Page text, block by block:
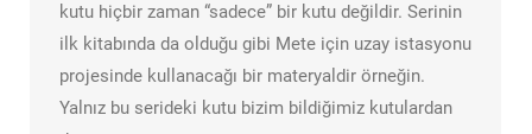
kutu hiçbir zaman “sadece” bir kutu değildir. Serinin
ilk kitabında da olduğu gibi Mete için uzay istasyonu
projesinde kullanacağı bir materyaldir örneğin.
Yalnız bu serideki kutu bizim bildiğimiz kutulardan